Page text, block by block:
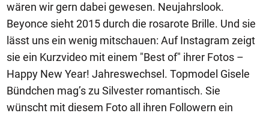
wären wir gern dabei gewesen. Neujahrslook.
Beyonce sieht 2015 durch die rosarote Brille. Und sie
lässt uns ein wenig mitschauen: Auf Instagram zeigt
sie ein Kurzvideo mit einem "Best of" ihrer Fotos –
Happy New Year! Jahreswechsel. Topmodel Gisele
Bündchen mag’s zu Silvester romantisch. Sie
wünscht mit diesem Foto all ihren Followern ein